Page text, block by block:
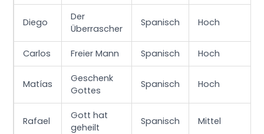
Diego
Der
Überrascher
Spanisch Hoch
Carlos Freier Mann Spanisch Hoch
Matías
Geschenk
Gottes
Spanisch Hoch
Rafael
Gott hat
geheilt
Spanisch Mittel